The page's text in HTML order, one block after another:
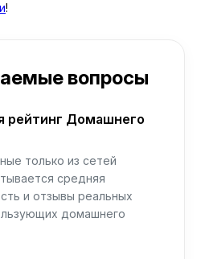
!
вопросы
рейтинг Домашнего
только из сетей
средняя
и отзывы реальных
домашнего